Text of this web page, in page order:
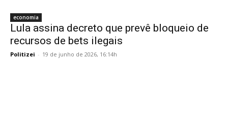
economia
Lula assina decreto que prevê bloqueio de
recursos de bets ilegais
Politizei - 19 de junho de 2026, 16:14h